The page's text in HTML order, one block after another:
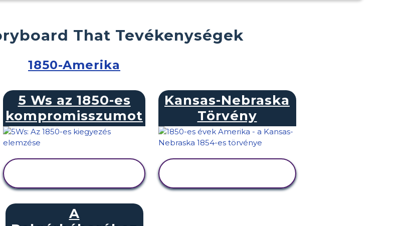
That Tevékenységek
1850-Amerika
5 Ws az 1850-es
kompromisszumot
Kansas-Nebraska
Törvény
A